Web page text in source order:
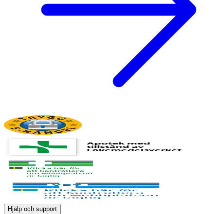
Hjälp och support